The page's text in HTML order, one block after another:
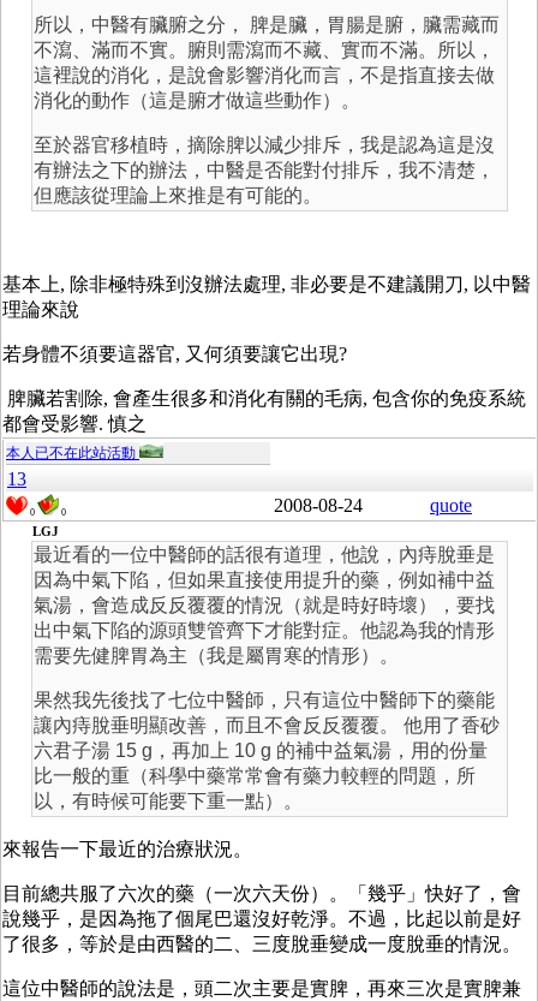
所以，中醫有臟腑之分， 脾是臟，胃腸是腑，臟需藏而
不瀉、滿而不實。腑則需瀉而不藏、實而不滿。所以，
這裡說的消化，是說會影響消化而言，不是指直接去做
消化的動作（這是腑才做這些動作）。
至於器官移植時，摘除脾以減少排斥，我是認為這是沒
有辦法之下的辦法，中醫是否能對付排斥，我不清楚，
但應該從理論上來推是有可能的。
基本上, 除非極特殊到沒辦法處理, 非必要是不建議開刀, 以中醫
理論來說
若身體不須要這器官, 又何須要讓它出現?
脾臟若割除, 會產生很多和消化有關的毛病, 包含你的免疫系統
都會受影響. 慎之
本人已不在此站活動
13
0 0 2008-08-24 quote
LGJ
最近看的一位中醫師的話很有道理，他說，內痔脫垂是
因為中氣下陷，但如果直接使用提升的藥，例如補中益
氣湯，會造成反反覆覆的情況（就是時好時壞），要找
出中氣下陷的源頭雙管齊下才能對症。他認為我的情形
需要先健脾胃為主（我是屬胃寒的情形）。
果然我先後找了七位中醫師，只有這位中醫師下的藥能
讓內痔脫垂明顯改善，而且不會反反覆覆。 他用了香砂
六君子湯 15 g，再加上 10 g 的補中益氣湯，用的份量
比一般的重（科學中藥常常會有藥力較輕的問題，所
以，有時候可能要下重一點）。
來報告一下最近的治療狀況。
目前總共服了六次的藥（一次六天份）。「幾乎」快好了，會
說幾乎，是因為拖了個尾巴還沒好乾淨。不過，比起以前是好
了很多，等於是由西醫的二、三度脫垂變成一度脫垂的情況。
這位中醫師的說法是，頭二次主要是實脾，再來三次是實脾兼